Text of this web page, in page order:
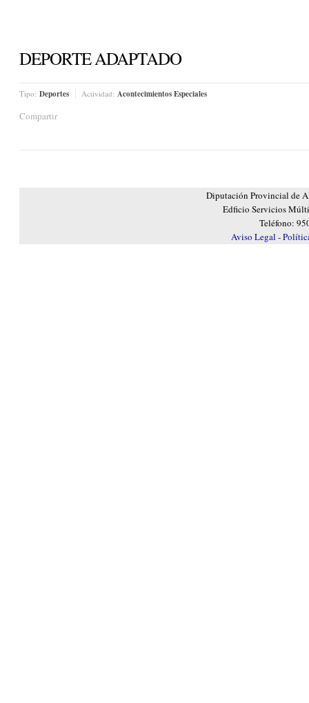
DEPORTE ADAPTADO
Tipo: Deportes Actividad: Acontecimientos Especiales
Compartir
Diputación Provincial de
Edficio Servicios
Teléfono:
Aviso Legal -